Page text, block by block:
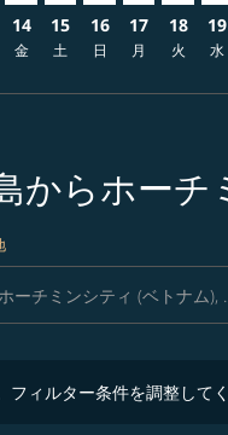
14
金
15
土
16
日
17
月
18
火
19
水
からホーチ
ィルター条件を調整してく